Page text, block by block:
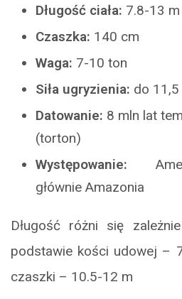
Długość ciała: 7.8-13 m
Czaszka: 140 cm
Waga: 7-10 ton
Siła ugryzienia: do
Datowanie: 8 mln lat
(torton)
Występowanie:
głównie Amazonia
Długość różni się
podstawie kości udowej –
czaszki – 10.5-12 m